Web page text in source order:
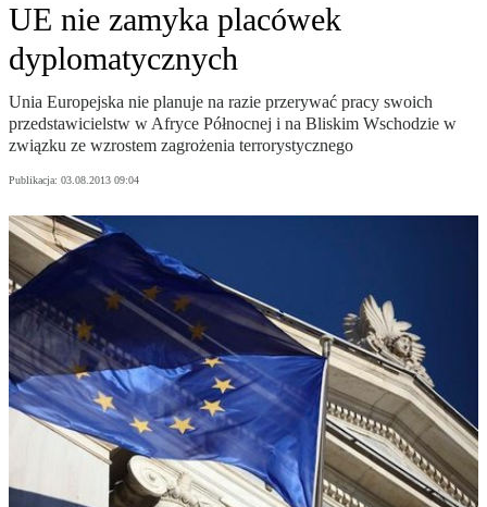
UE nie zamyka placówek
dyplomatycznych
Unia Europejska nie planuje na razie przerywać pracy swoich
przedstawicielstw w Afryce Północnej i na Bliskim Wschodzie w
związku ze wzrostem zagrożenia terrorystycznego
Publikacja: 03.08.2013 09:04